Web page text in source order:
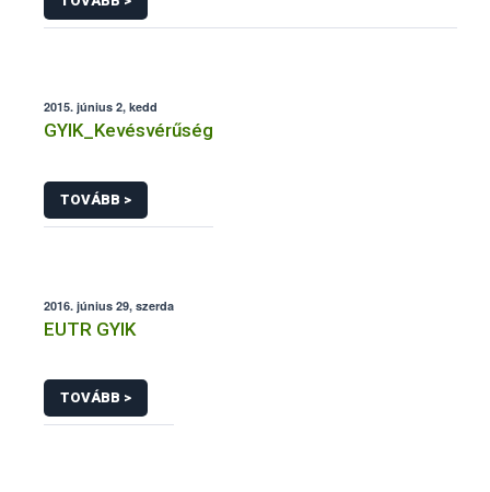
2015. június 2, kedd
GYIK_Kevésvérűség
TOVÁBB >
2016. június 29, szerda
EUTR GYIK
TOVÁBB >